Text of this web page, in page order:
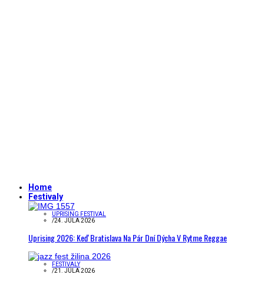
Home
Festivaly
UPRISING FESTIVAL
/24. JÚLA 2026
Uprising 2026: Keď Bratislava Na Pár Dní Dýcha V Rytme Reggae
FESTIVALY
/21. JÚLA 2026